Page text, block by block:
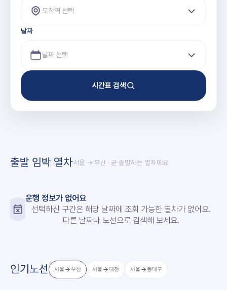
도착역 선택
날짜
시간표 검색
출발 임박 열차서울 → 부산 · 곧 출발하는 열차예요
운행 정보가 없어요
선택하신 구간은 해당 날짜에 조회 가능한 열차가 없어요.
다른 날짜나 노선으로 검색해 보세요.
인기노선 서울 부산 서울 대전 서울 동대구